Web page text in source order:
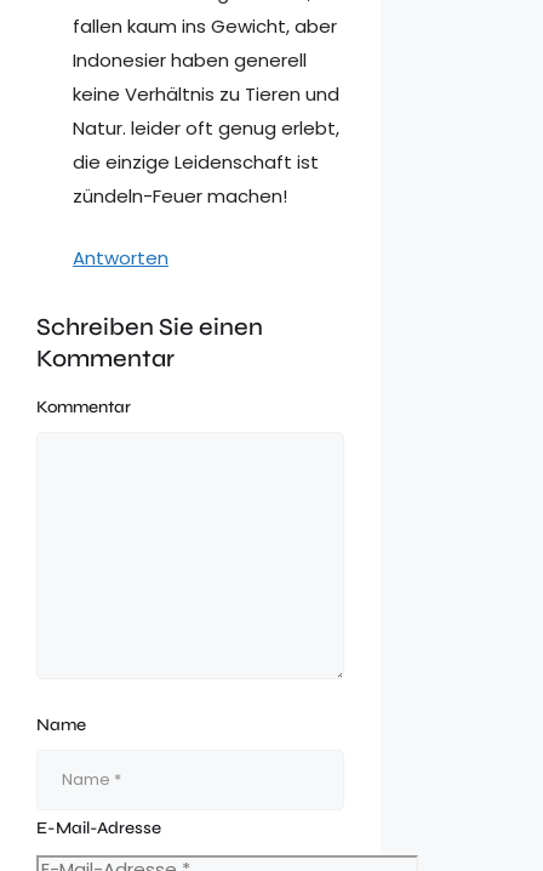
fallen kaum ins Gewicht, aber
Indonesier haben generell
keine Verhältnis zu Tieren und
Natur. leider oft genug erlebt,
die einzige Leidenschaft ist
zündeln-Feuer machen!
Antworten
Schreiben Sie einen
Kommentar
Kommentar
Name
E-Mail-Adresse